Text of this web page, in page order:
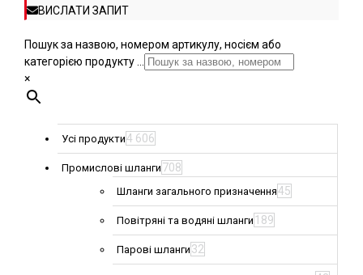
ВИСЛАТИ ЗАПИТ
Пошук за назвою, номером артикулу, носієм або
категорією продукту ...
×
Усі продукти4 606
Промислові шланги 708
Шланги загального призначення45
Повітряні та водяні шланги 189
Парові шланги 32